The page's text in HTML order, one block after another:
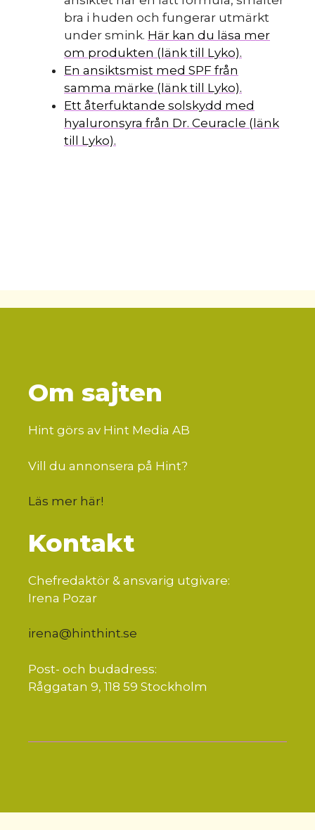
bra i huden och fungerar utmärkt
under smink. Här kan du läsa mer
om produkten (länk till Lyko).
En ansiktsmist med SPF från
samma märke (länk till Lyko).
Ett återfuktande solskydd med
hyaluronsyra från Dr. Ceuracle (länk
till Lyko).
Om sajten
Hint görs av Hint Media AB
Vill du annonsera på Hint?
Läs mer här!
Kontakt
Chefredaktör & ansvarig utgivare:
Irena Pozar
irena@hinthint.se
Post- och budadress:
Råggatan 9, 118 59 Stockholm